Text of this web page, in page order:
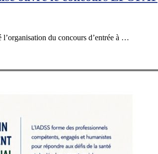
du concours d’entrée à …